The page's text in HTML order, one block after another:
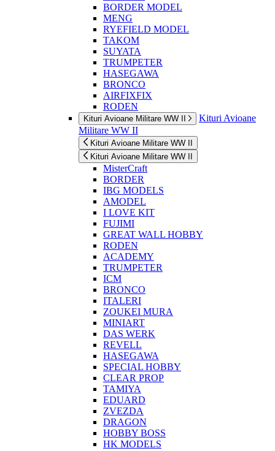
BORDER MODEL
MENG
RYEFIELD MODEL
TAKOM
SUYATA
TRUMPETER
HASEGAWA
BRONCO
AIRFIXFIX
RODEN
Kituri Avioane Militare WW II
Kituri Avioane
Militare WW II
Kituri Avioane Militare WW II
Kituri Avioane Militare WW II
MisterCraft
BORDER
IBG MODELS
AMODEL
I LOVE KIT
FUJIMI
GREAT WALL HOBBY
RODEN
ACADEMY
TRUMPETER
ICM
BRONCO
ITALERI
ZOUKEI MURA
MINIART
DAS WERK
REVELL
HASEGAWA
SPECIAL HOBBY
CLEAR PROP
TAMIYA
EDUARD
ZVEZDA
DRAGON
HOBBY BOSS
HK MODELS